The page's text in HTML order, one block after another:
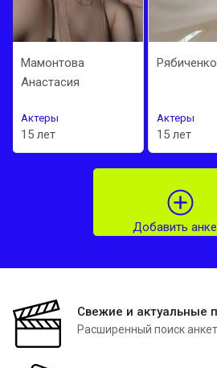
Мамонтова
Анастасия
Актеры
15 лет
Рябиченко
Актеры
15 лет
Добавить
Свежие и актуальные
Расширенный поиск